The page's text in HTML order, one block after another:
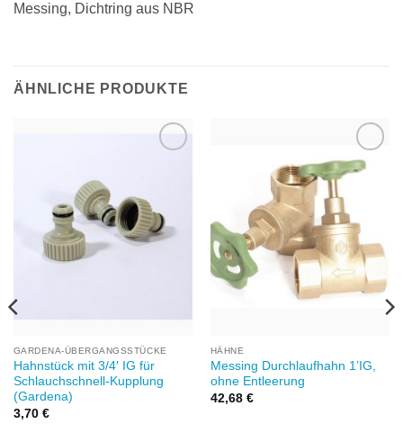
Messing, Dichtring aus NBR
ÄHNLICHE PRODUKTE
GARDENA-ÜBERGANGSSTÜCKE
Hahnstück mit 3/4′ IG für
Schlauchschnell-Kupplung
(Gardena)
3,70 €
Zu
Wunschliste
hinzufügen
HÄHNE
Messing Durchlaufhahn 1’IG,
ohne Entleerung
42,68 €